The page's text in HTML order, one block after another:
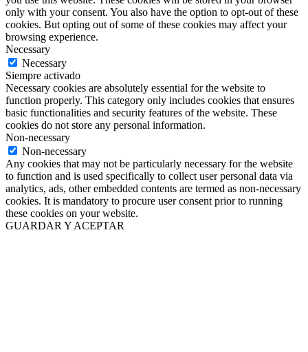
only with your consent. You also have the option to opt-out of these
cookies. But opting out of some of these cookies may affect your
browsing experience.
Necessary
Necessary
Siempre activado
Necessary cookies are absolutely essential for the website to
function properly. This category only includes cookies that ensures
basic functionalities and security features of the website. These
cookies do not store any personal information.
Non-necessary
Non-necessary
Any cookies that may not be particularly necessary for the website
to function and is used specifically to collect user personal data via
analytics, ads, other embedded contents are termed as non-necessary
cookies. It is mandatory to procure user consent prior to running
these cookies on your website.
GUARDAR Y ACEPTAR